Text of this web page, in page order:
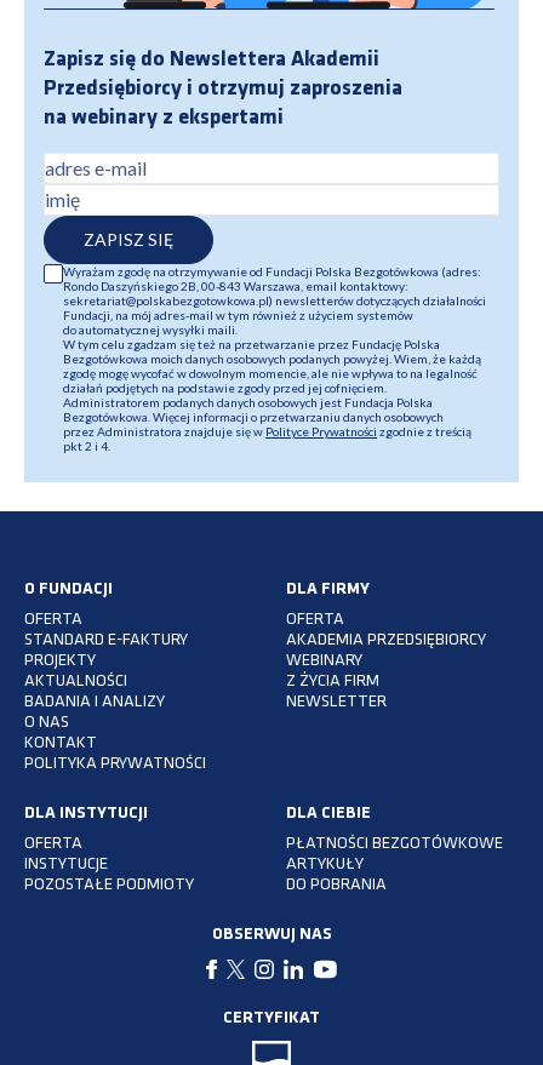
Zapisz się do Newslettera Akademii
Przedsiębiorcy i otrzymuj zaproszenia
na webinary z ekspertami
adres e-mail
imię
ZAPISZ SIĘ
Wyrażam zgodę na otrzymywanie od Fundacji Polska Bezgotówkowa (adres:
Rondo Daszyńskiego 2B, 00-843 Warszawa, email kontaktowy:
sekretariat@polskabezgotowkowa.pl) newsletterów dotyczących działalności
Fundacji, na mój adres-mail w tym również z użyciem systemów
do automatycznej wysyłki maili.
W tym celu zgadzam się też na przetwarzanie przez Fundację Polska
Bezgotówkowa moich danych osobowych podanych powyżej. Wiem, że każdą
zgodę mogę wycofać w dowolnym momencie, ale nie wpływa to na legalność
działań podjętych na podstawie zgody przed jej cofnięciem.
Administratorem podanych danych osobowych jest Fundacja Polska
Bezgotówkowa. Więcej informacji o przetwarzaniu danych osobowych
przez Administratora znajduje się w Polityce Prywatności zgodnie z treścią
pkt 2 i 4.
O FUNDACJI
OFERTA
STANDARD E-FAKTURY
PROJEKTY
AKTUALNOŚCI
BADANIA I ANALIZY
O NAS
KONTAKT
POLITYKA PRYWATNOŚCI
DLA FIRMY
OFERTA
AKADEMIA PRZEDSIĘBIORCY
WEBINARY
Z ŻYCIA FIRM
NEWSLETTER
DLA INSTYTUCJI
OFERTA
INSTYTUCJE
POZOSTAŁE PODMIOTY
DLA CIEBIE
PŁATNOŚCI BEZGOTÓWKOWE
ARTYKUŁY
DO POBRANIA
OBSERWUJ NAS
CERTYFIKAT